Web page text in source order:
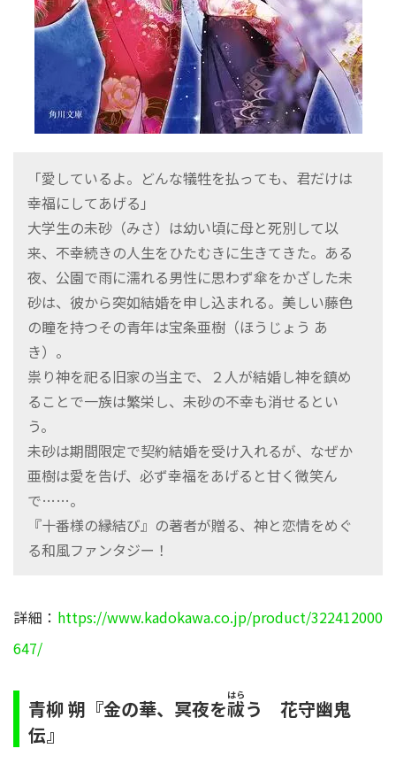
「愛しているよ。どんな犠牲を払っても、君だけは
幸福にしてあげる」
大学生の未砂（みさ）は幼い頃に母と死別して以
来、不幸続きの人生をひたむきに生きてきた。ある
夜、公園で雨に濡れる男性に思わず傘をかざした未
砂は、彼から突如結婚を申し込まれる。美しい藤色
の瞳を持つその青年は宝条亜樹（ほうじょう あ
き）。
祟り神を祀る旧家の当主で、２人が結婚し神を鎮め
ることで一族は繁栄し、未砂の不幸も消せるとい
う。
未砂は期間限定で契約結婚を受け入れるが、なぜか
亜樹は愛を告げ、必ず幸福をあげると甘く微笑ん
で……。
『十番様の縁結び』の著者が贈る、神と恋情をめぐ
る和風ファンタジー！
詳細： https://www.kadokawa.co.jp/product/322412000
647/
青柳 朔『金の華、冥夜を祓
はら
う 花守幽鬼
伝』